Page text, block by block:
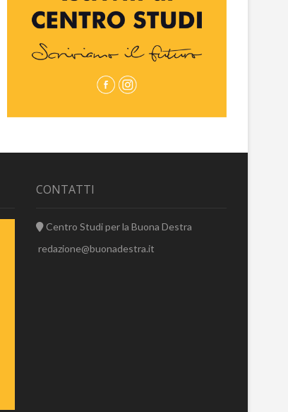
CONTATTI
Centro Studi per la Buona Destra
redazione@buonadestra.it